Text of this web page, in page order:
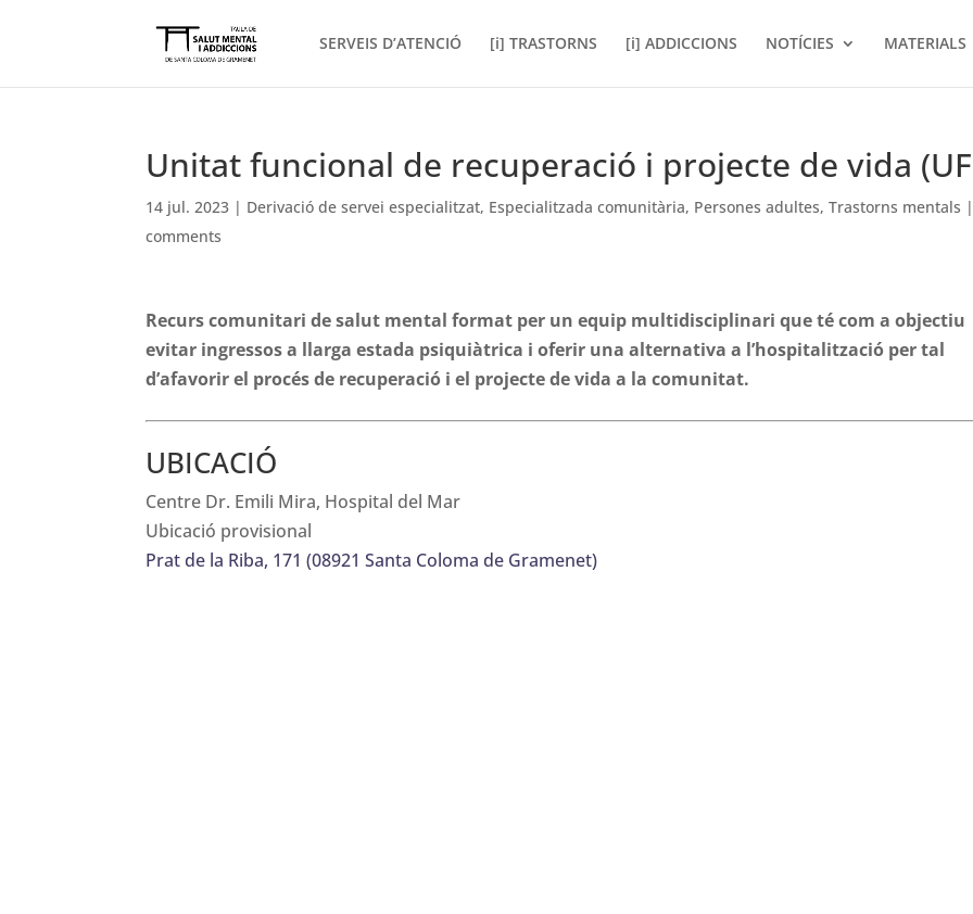
SERVEIS D’ATENCIÓ [i] TRASTORNS [i] ADDICCIONS NOTÍCIES MATERIALS
Unitat funcional de recuperació i projecte de vida
14 jul. 2023 | Derivació de servei especialitzat, Especialitzada comunitària, Persones adultes,Trastorns mentals
comments
Recurs comunitari de salut mental format per un equip multidisciplinari que té com a objectiu
evitar ingressos a llarga estada psiquiàtrica i oferir una alternativa a l’hospitalització per tal
d’afavorir el procés de recuperació i el projecte de vida a la comunitat.
UBICACIÓ
Centre Dr. Emili Mira, Hospital del Mar
Ubicació provisional
Prat de la Riba, 171 (08921 Santa Coloma de Gramenet)